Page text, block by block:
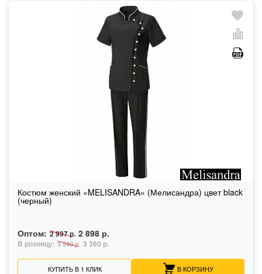
Костюм женский «MELISANDRA» (Мелисандра) цвет black
(черный)
Оптом: 2 997 р. 2 898 р.
В розницу: 3 540 р. 3 360 р.
КУПИТЬ В 1 КЛИК В КОРЗИНУ